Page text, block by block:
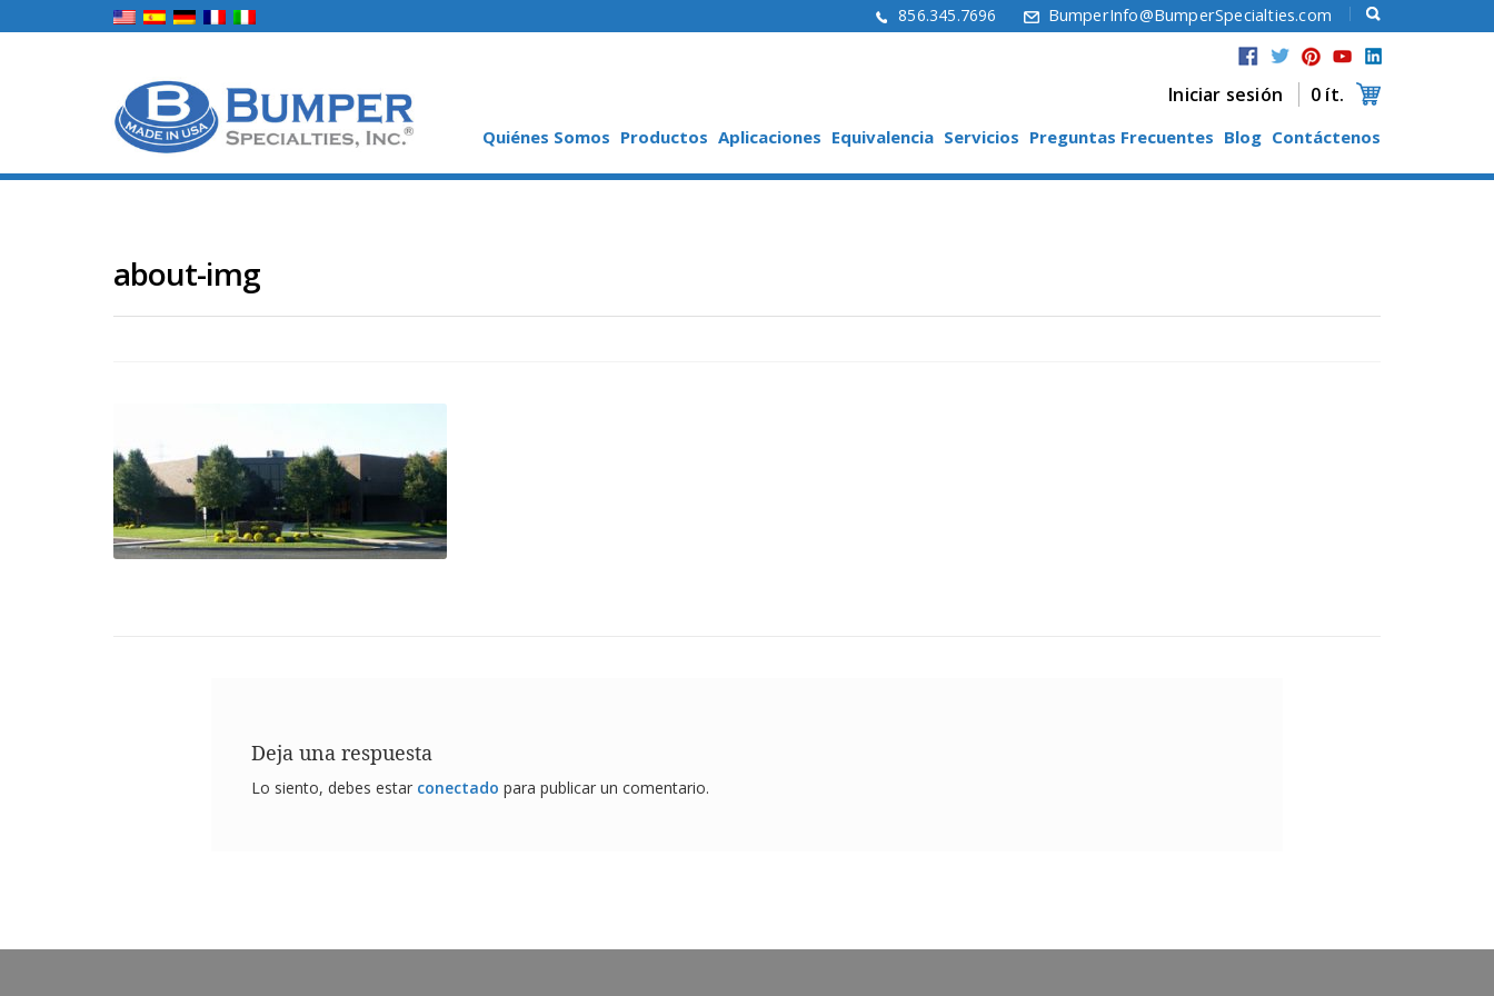
856.345.7696 BumperInfo@BumperSpecialties.com
Iniciar sesión 0 ít.
Quiénes Somos Productos Aplicaciones Equivalencia Servicios Preguntas Frecuentes Blog Contáctenos
about-img
Deja una respuesta
Lo siento, debes estar conectado para publicar un comentario.